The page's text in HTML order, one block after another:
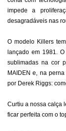
impede a
desagradáveis nas
O modelo Killers
lançado em 1981.
sublimadas na cor
MAIDEN e, na
por Derek Riggs:
Curtiu a nossa calça
ficar perfeita com o